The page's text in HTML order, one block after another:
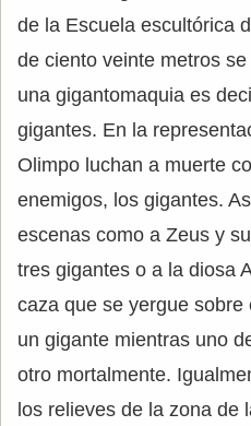
de la Escuela escultórica
de ciento veinte metros
una gigantomaquia es
gigantes. En la
Olimpo luchan a muerte
enemigos, los gigantes.
escenas como a Zeus y
tres gigantes o a la diosa
caza que se yergue
un gigante mientras uno
otro mortalmente.
los relieves de la zona de